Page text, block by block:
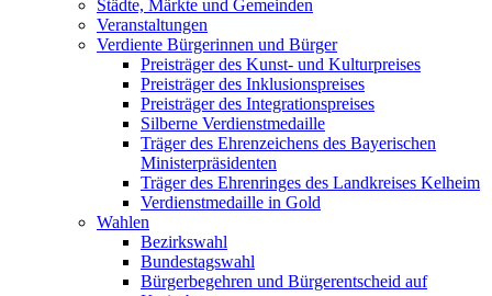
Städte, Märkte und Gemeinden
Veranstaltungen
Verdiente Bürgerinnen und Bürger
Preisträger des Kunst- und Kulturpreises
Preisträger des Inklusionspreises
Preisträger des Integrationspreises
Silberne Verdienstmedaille
Träger des Ehrenzeichens des Bayerischen
Ministerpräsidenten
Träger des Ehrenringes des Landkreises Kelheim
Verdienstmedaille in Gold
Wahlen
Bezirkswahl
Bundestagswahl
Bürgerbegehren und Bürgerentscheid auf